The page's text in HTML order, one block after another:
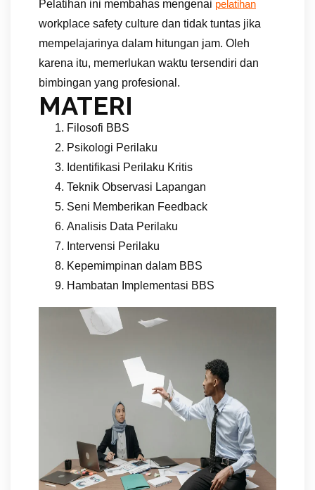
Pelatihan ini membahas mengenai pelatihan
workplace safety culture dan tidak tuntas jika
mempelajarinya dalam hitungan jam. Oleh
karena itu, memerlukan waktu tersendiri dan
bimbingan yang profesional.
MATERI
Filosofi BBS
Psikologi Perilaku
Identifikasi Perilaku Kritis
Teknik Observasi Lapangan
Seni Memberikan Feedback
Analisis Data Perilaku
Intervensi Perilaku
Kepemimpinan dalam BBS
Hambatan Implementasi BBS